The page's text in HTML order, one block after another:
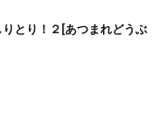
とり！２[あつまれどうぶ